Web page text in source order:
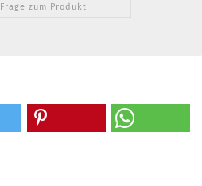
Frage zum Produkt